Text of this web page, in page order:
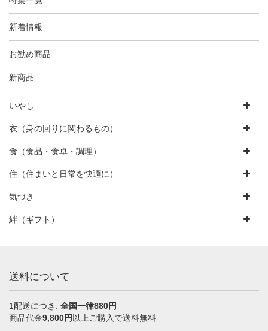
新着情報
お勧め商品
新商品
いやし
衣（身の回りに関わるもの）
食（食品・食卓・調理）
住（住まいと日常を快適に）
気づき
絆（ギフト）
送料について
1配送につき: 全国一律880円
商品代金9,800円 以上ご購入で送料無料